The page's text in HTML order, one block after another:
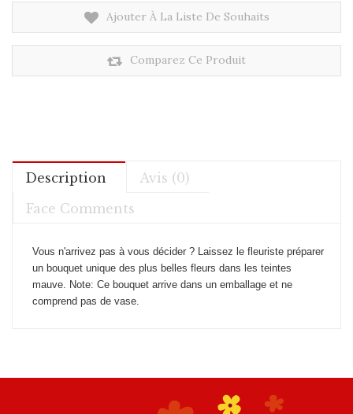
Ajouter À La Liste De Souhaits
Comparez Ce Produit
Description
Avis (0)
Face Comments
Vous n'arrivez pas à vous décider ? Laissez le fleuriste préparer
un bouquet unique des plus belles fleurs dans les teintes
mauve. Note: Ce bouquet arrive dans un emballage et ne
comprend pas de vase.